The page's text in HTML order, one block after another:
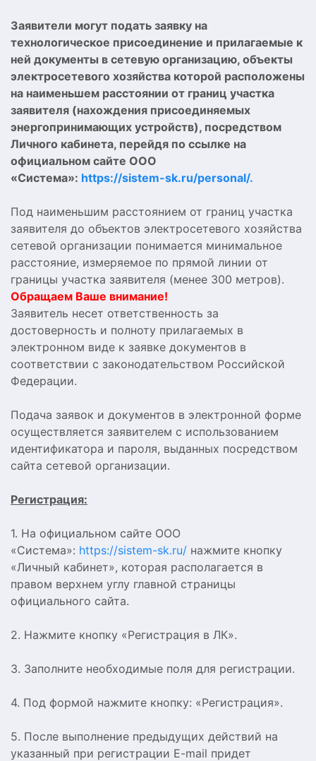
Заявители могут подать заявку на
технологическое присоединение и прилагаемые к
ней документы в сетевую организацию, объекты
электросетевого хозяйства которой расположены
на наименьшем расстоянии от границ участка
заявителя (нахождения присоединяемых
энергопринимающих устройств), посредством
Личного кабинета, перейдя по ссылке на
официальном сайте ООО
«Система»: https://sistem-sk.ru/personal/.
Под наименьшим расстоянием от границ участка
заявителя до объектов электросетевого хозяйства
сетевой организации понимается минимальное
расстояние, измеряемое по прямой линии от
границы участка заявителя (менее 300 метров).
Обращаем Ваше внимание!
Заявитель несет ответственность за
достоверность и полноту прилагаемых в
электронном виде к заявке документов в
соответствии с законодательством Российской
Федерации.
Подача заявок и документов в электронной форме
осуществляется заявителем с использованием
идентификатора и пароля, выданных посредством
сайта сетевой организации.
Регистрация:
1. На официальном сайте ООО
«Система»: https://sistem-sk.ru/ нажмите кнопку
«Личный кабинет», которая располагается в
правом верхнем углу главной страницы
официального сайта.
2. Нажмите кнопку «Регистрация в ЛК».
3. Заполните необходимые поля для регистрации.
4. Под формой нажмите кнопку: «Регистрация».
5. После выполнение предыдущих действий на
указанный при регистрации E-mail придет